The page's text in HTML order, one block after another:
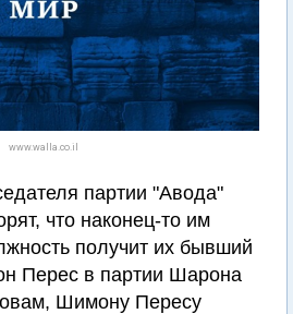
www.walla.co.il
партии "Авода"
что наконец-то им
получит их бывший
Перес в партии Шарона
Шимону Пересу